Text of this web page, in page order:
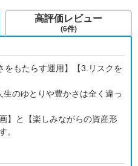
をもたらす運用】【3.リスクを
のゆとりや豊かさは全く違っ
】と【楽しみながらの資産形
。
高評価レビュー
(6件)